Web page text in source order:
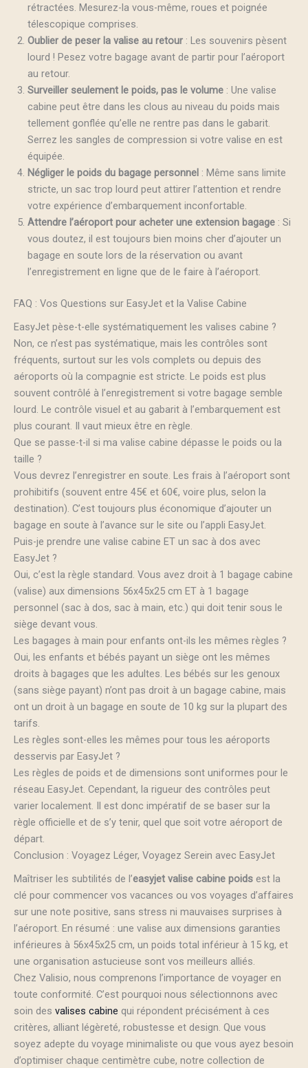
rétractées. Mesurez-la vous-même, roues et poignée
télescopique comprises.
Oublier de peser la valise au retour : Les souvenirs pèsent
lourd ! Pesez votre bagage avant de partir pour l’aéroport
au retour.
Surveiller seulement le poids, pas le volume : Une valise
cabine peut être dans les clous au niveau du poids mais
tellement gonflée qu’elle ne rentre pas dans le gabarit.
Serrez les sangles de compression si votre valise en est
équipée.
Négliger le poids du bagage personnel : Même sans limite
stricte, un sac trop lourd peut attirer l’attention et rendre
votre expérience d’embarquement inconfortable.
Attendre l’aéroport pour acheter une extension bagage : Si
vous doutez, il est toujours bien moins cher d’ajouter un
bagage en soute lors de la réservation ou avant
l’enregistrement en ligne que de le faire à l’aéroport.
FAQ : Vos Questions sur EasyJet et la Valise Cabine
EasyJet pèse-t-elle systématiquement les valises cabine ?
Non, ce n’est pas systématique, mais les contrôles sont
fréquents, surtout sur les vols complets ou depuis des
aéroports où la compagnie est stricte. Le poids est plus
souvent contrôlé à l’enregistrement si votre bagage semble
lourd. Le contrôle visuel et au gabarit à l’embarquement est
plus courant. Il vaut mieux être en règle.
Que se passe-t-il si ma valise cabine dépasse le poids ou la
taille ?
Vous devrez l’enregistrer en soute. Les frais à l’aéroport sont
prohibitifs (souvent entre 45€ et 60€, voire plus, selon la
destination). C’est toujours plus économique d’ajouter un
bagage en soute à l’avance sur le site ou l’appli EasyJet.
Puis-je prendre une valise cabine ET un sac à dos avec
EasyJet ?
Oui, c’est la règle standard. Vous avez droit à 1 bagage cabine
(valise) aux dimensions 56x45x25 cm ET à 1 bagage
personnel (sac à dos, sac à main, etc.) qui doit tenir sous le
siège devant vous.
Les bagages à main pour enfants ont-ils les mêmes règles ?
Oui, les enfants et bébés payant un siège ont les mêmes
droits à bagages que les adultes. Les bébés sur les genoux
(sans siège payant) n’ont pas droit à un bagage cabine, mais
ont un droit à un bagage en soute de 10 kg sur la plupart des
tarifs.
Les règles sont-elles les mêmes pour tous les aéroports
desservis par EasyJet ?
Les règles de poids et de dimensions sont uniformes pour le
réseau EasyJet. Cependant, la rigueur des contrôles peut
varier localement. Il est donc impératif de se baser sur la
règle officielle et de s’y tenir, quel que soit votre aéroport de
départ.
Conclusion : Voyagez Léger, Voyagez Serein avec EasyJet
Maîtriser les subtilités de l’easyjet valise cabine poids est la
clé pour commencer vos vacances ou vos voyages d’affaires
sur une note positive, sans stress ni mauvaises surprises à
l’aéroport. En résumé : une valise aux dimensions garanties
inférieures à 56x45x25 cm, un poids total inférieur à 15 kg, et
une organisation astucieuse sont vos meilleurs alliés.
Chez Valisio, nous comprenons l’importance de voyager en
toute conformité. C’est pourquoi nous sélectionnons avec
soin des valises cabine qui répondent précisément à ces
critères, alliant légèreté, robustesse et design. Que vous
soyez adepte du voyage minimaliste ou que vous ayez besoin
d’optimiser chaque centimètre cube, notre collection de